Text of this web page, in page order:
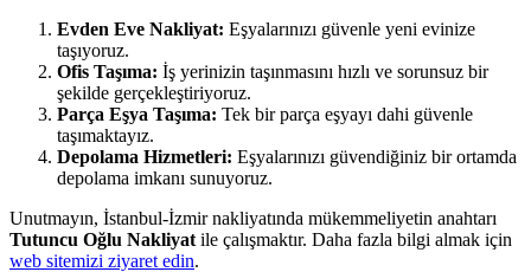
Evden Eve Nakliyat: Eşyalarınızı güvenle yeni evinize
taşıyoruz.
Ofis Taşıma: İş yerinizin taşınmasını hızlı ve sorunsuz bir
şekilde gerçekleştiriyoruz.
Parça Eşya Taşıma: Tek bir parça eşyayı dahi güvenle
taşımaktayız.
Depolama Hizmetleri: Eşyalarınızı güvendiğiniz bir ortamda
depolama imkanı sunuyoruz.
Unutmayın, İstanbul-İzmir nakliyatında mükemmeliyetin anahtarı
Tutuncu Oğlu Nakliyat ile çalışmaktır. Daha fazla bilgi almak için
web sitemizi ziyaret edin.